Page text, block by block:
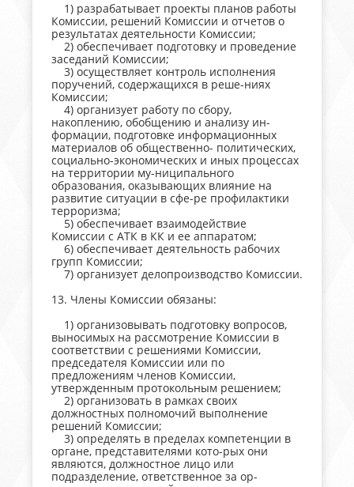
1) разрабатывает проекты планов работы
Комиссии, решений Комиссии и отчетов о
результатах деятельности Комиссии;
2) обеспечивает подготовку и проведение
заседаний Комиссии;
3) осуществляет контроль исполнения
поручений, содержащихся в реше-ниях
Комиссии;
4) организует работу по сбору,
накоплению, обобщению и анализу ин-
формации, подготовке информационных
материалов об общественно- политических,
социально-экономических и иных процессах
на территории му-ниципального
образования, оказывающих влияние на
развитие ситуации в сфе-ре профилактики
терроризма;
5) обеспечивает взаимодействие
Комиссии с АТК в КК и ее аппаратом;
6) обеспечивает деятельность рабочих
групп Комиссии;
7) организует делопроизводство Комиссии.
13. Члены Комиссии обязаны:
1) организовывать подготовку вопросов,
выносимых на рассмотрение Комиссии в
соответствии с решениями Комиссии,
председателя Комиссии или по
предложениям членов Комиссии,
утвержденным протокольным решением;
2) организовать в рамках своих
должностных полномочий выполнение
решений Комиссии;
3) определять в пределах компетенции в
органе, представителями кото-рых они
являются, должностное лицо или
подразделение, ответственное за ор-